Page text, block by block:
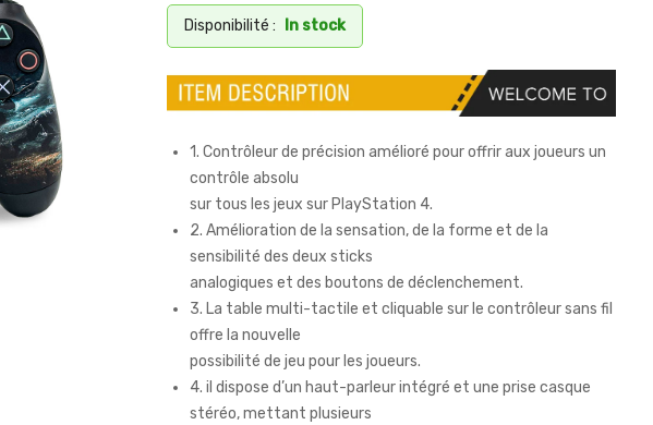
Disponibilité : In stock
1. Contrôleur de précision amélioré pour offrir aux joueurs un
contrôle absolu
sur tous les jeux sur PlayStation 4.
2. Amélioration de la sensation, de la forme et de la
sensibilité des deux sticks
analogiques et des boutons de déclenchement.
3. La table multi-tactile et cliquable sur le contrôleur sans fil
offre la nouvelle
possibilité de jeu pour les joueurs.
4. il dispose d’un haut-parleur intégré et une prise casque
stéréo, mettant plusieurs